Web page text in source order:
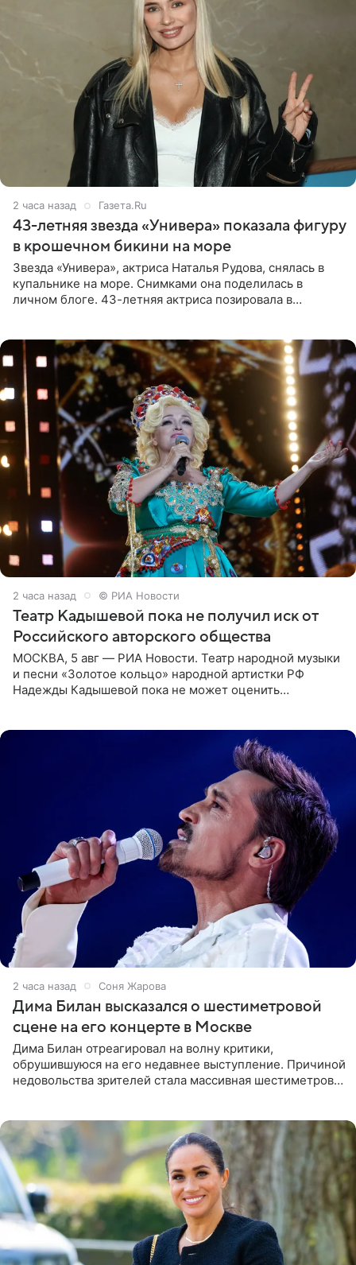
2 часа назад Газета.Ru
43-летняя звезда «Универа» показала фигуру
в крошечном бикини на море
Звезда «Универа», актриса Наталья Рудова, снялась в
купальнике на море. Снимками она поделилась в
личном блоге. 43-летняя актриса позировала в
2 часа назад © РИА Новости
Театр Кадышевой пока не получил иск от
Российского авторского общества
МОСКВА, 5 авг — РИА Новости. Театр народной музыки
и песни «Золотое кольцо» народной артистки РФ
Надежды Кадышевой пока не может оценить
2 часа назад Соня Жарова
Дима Билан высказался о шестиметровой
сцене на его концерте в Москве
Дима Билан отреагировал на волну критики,
обрушившуюся на его недавнее выступление. Причиной
недовольства зрителей стала массивная шестиметровая